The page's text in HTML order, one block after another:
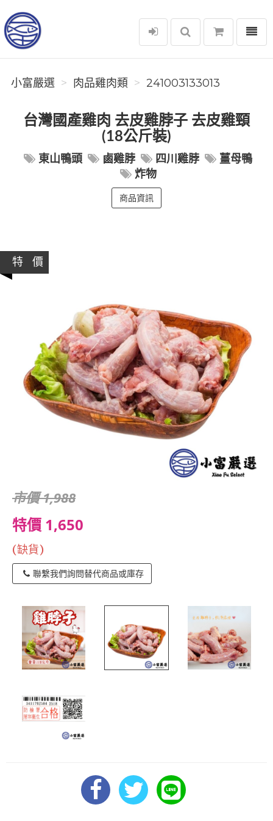
小富嚴選
選單
小富嚴選 肉品雞肉類 241003133013
台灣國產雞肉 去皮雞脖子 去皮雞頸
(18公斤裝)
東山鴨頭 鹵雞脖 四川雞脖
薑母鴨
炸物
商品資訊
特 價
市價 1,988
特價 1,650
(缺貨)
聯繫我們詢問替代商品或庫存